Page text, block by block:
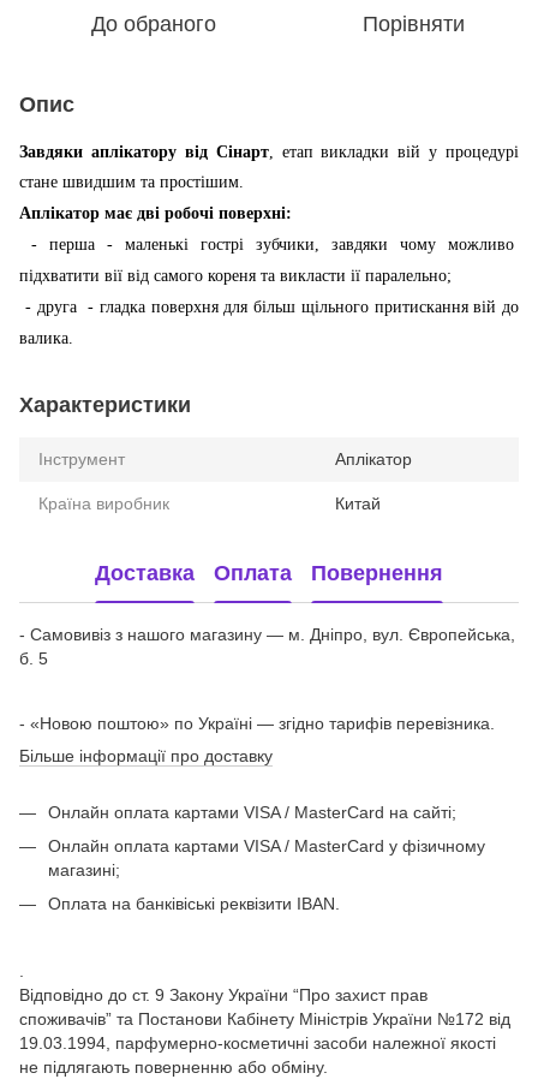
До обраного Порівняти
Опис
Завдяки аплікатору від Сінарт, етап викладки вій у процедурі
стане швидшим та простішим.
Аплікатор має дві робочі поверхні:
- перша - маленькі гострі зубчики, завдяки чому можливо
підхватити вії від самого кореня та викласти ії паралельно;
- друга  - гладка поверхня для більш щільного притискання вій до
валика.
Характеристики
Інструмент Аплікатор
Країна виробник Китай
Доставка Оплата Повернення
- Самовивіз з нашого магазину — м. Дніпро, вул. Європейська,
б. 5
- «Новою поштою» по Україні — згідно тарифів перевізника.
Більше інформації про доставку
Онлайн оплата картами VISA / MasterCard на сайті;
Онлайн оплата картами VISA / MasterCard у фізичному
магазині;
Оплата на банківіські реквізити IBAN.
Відповідно до ст. 9 Закону України “Про захист прав
споживачів” та Постанови Кабінету Міністрів України №172 від
19.03.1994, парфумерно-косметичні засоби належної якості
не підлягають поверненню або обміну.